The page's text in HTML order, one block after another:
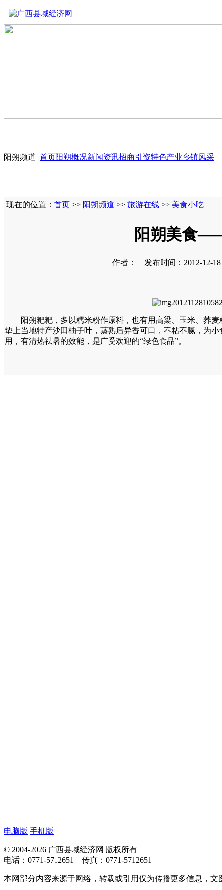
阳朔频道 首页阳朔概况新闻资讯招商引资特色产业乡镇风采
现在的位置： 首页 >> 阳朔频道 >> 旅游在线 >> 美食小吃
阳朔美食
作者： 发布时间：2012-12-
阳朔粑粑，多以糯米粉作原料，也有用高梁、玉米、荞麦
垫上当地特产沙田柚子叶，蒸熟后异香可口，不粘不腻，为
用，有清热祛暑的效能，是广受欢迎的“绿色食品”。
电脑版 手机版
© 2004-2026 广西县域经济网 版权所有
电话：0771-5712651 传真：0771-5712651
本网部分内容来源于网络，转载或引用仅为传播更多信息，